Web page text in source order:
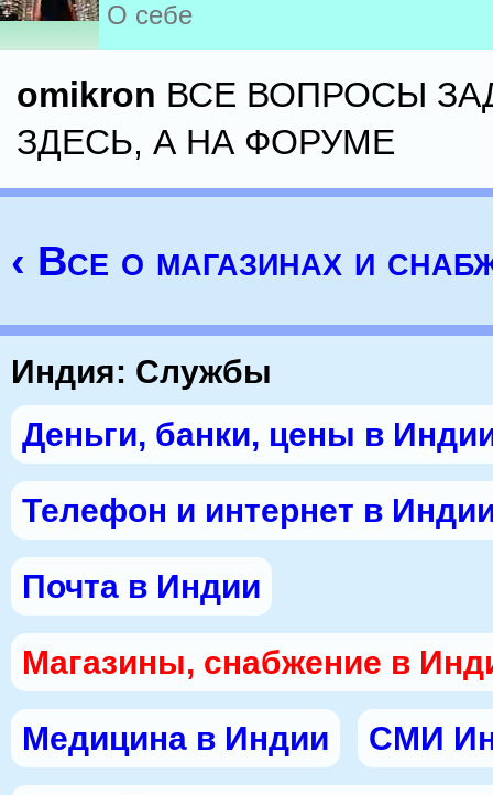
О себе
omikron ВСЕ ВОПРОСЫ
ЗДЕСЬ, А НА ФОРУМЕ
‹ Все о магазинах и
Индия: Службы
Деньги, банки, цены в
Телефон и интернет в
Почта в Индии
Магазины, снабжение в
Медицина в Индии СМИ